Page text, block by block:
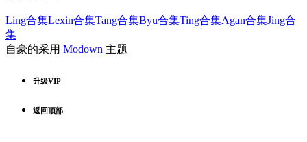
Ling合集Lexin合集Tang合集Byu合集Ting合集Agan合集Jing合
集
自豪的采用 Modown 主题
升级VIP
返回顶部